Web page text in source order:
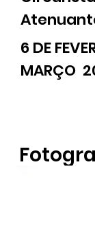
6 DE
MARÇO